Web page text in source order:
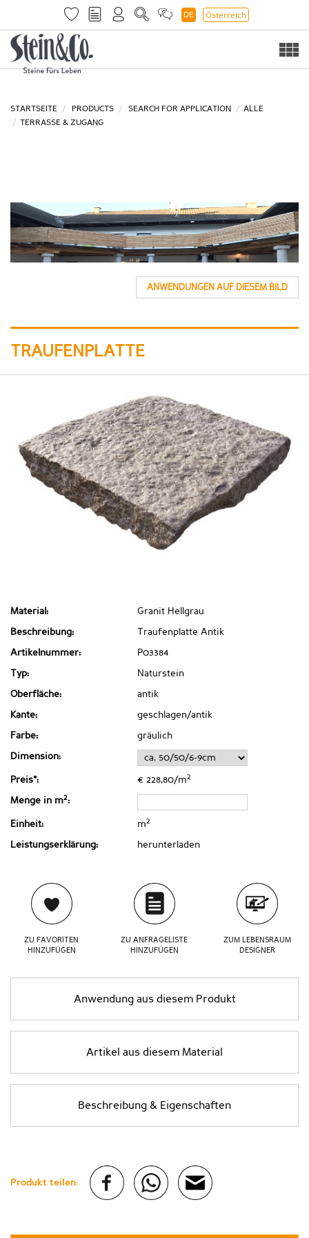
DE Österreich
STARTSEITE PRODUCTS SEARCH FOR APPLICATION
ALLE
TERRASSE & ZUGANG
ANWENDUNGEN AUF DIESEM BILD
TRAUFENPLATTE
Material: Granit Hellgrau
Beschreibung: Traufenplatte Antik
Artikelnummer: P03384
Typ: Naturstein
Oberfläche: antik
Kante: geschlagen/antik
Farbe: gräulich
Dimension:
Preis*: € 228,80/m2
Menge in m2:
Einheit: m2
Leistungserklärung: herunterladen
ZU FAVORITEN
HINZUFÜGEN
ZU ANFRAGELISTE
HINZUFÜGEN
ZUM LEBENSRAUM
DESIGNER
Anwendung aus diesem Produkt
Artikel aus diesem Material
Beschreibung & Eigenschaften
Produkt teilen: